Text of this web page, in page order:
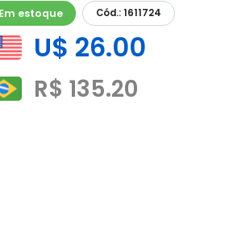
Em estoque Cód.: 1611724
U$ 26.00
R$ 135.20